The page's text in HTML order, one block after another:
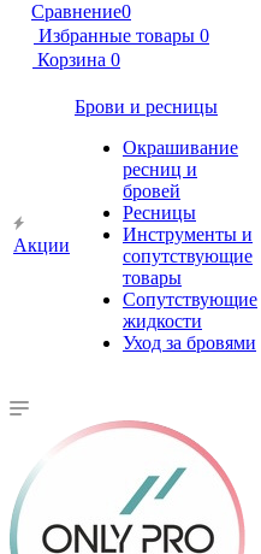
Сравнение0
Избранные товары 0
Корзина 0
Акции
Брови и ресницы
Окрашивание
ресниц и
бровей
Ресницы
Инструменты и
сопутствующие
товары
Сопутствующие
жидкости
Уход за бровями